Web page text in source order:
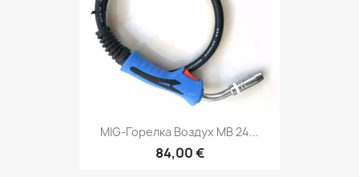
MIG-Горелка Воздух MB 24...
84,00 €